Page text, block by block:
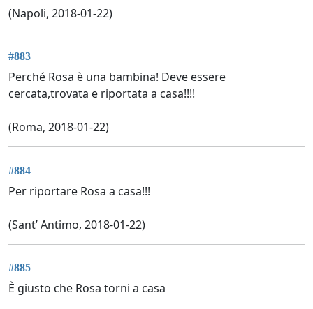
(Napoli, 2018-01-22)
#883
Perché Rosa è una bambina! Deve essere
cercata,trovata e riportata a casa!!!!
(Roma, 2018-01-22)
#884
Per riportare Rosa a casa!!!
(Sant’ Antimo, 2018-01-22)
#885
È giusto che Rosa torni a casa